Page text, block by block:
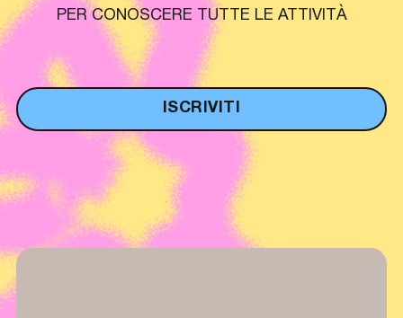
PER CONOSCERE TUTTE LE ATTIVITÀ
ISCRIVITI